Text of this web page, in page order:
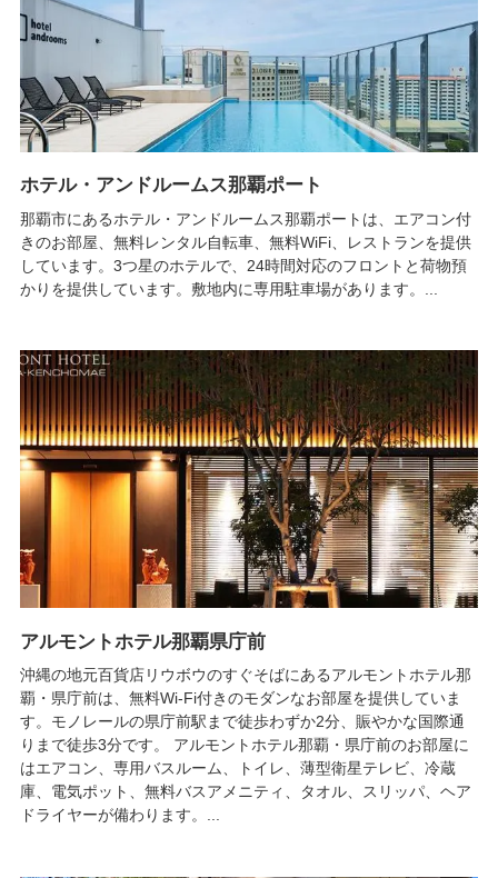
ホテル・アンドルームス那覇ポート
那覇市にあるホテル・アンドルームス那覇ポートは、エアコン付
きのお部屋、無料レンタル自転車、無料WiFi、レストランを提供
しています。3つ星のホテルで、24時間対応のフロントと荷物預
かりを提供しています。敷地内に専用駐車場があります。...
アルモントホテル那覇県庁前
沖縄の地元百貨店リウボウのすぐそばにあるアルモントホテル那
覇・県庁前は、無料Wi-Fi付きのモダンなお部屋を提供していま
す。モノレールの県庁前駅まで徒歩わずか2分、賑やかな国際通
りまで徒歩3分です。 アルモントホテル那覇・県庁前のお部屋に
はエアコン、専用バスルーム、トイレ、薄型衛星テレビ、冷蔵
庫、電気ポット、無料バスアメニティ、タオル、スリッパ、ヘア
ドライヤーが備わります。...